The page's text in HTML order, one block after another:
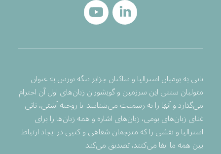
ناتی به بومیان استرالیا و ساکنان جزایر تنگه تورس به عنوان
متولیان سنتی این سرزمین و گویشوران زبان‌های اول آن احترام
می‌گذارد و آنها را به رسمیت می‌شناسد. با روحیه آشتی، ناتی
غنای زبان‌های بومی، زبان‌های اشاره و همه زبان‌ها را برای
استرالیا و نقشی را که مترجمان شفاهی و کتبی در ایجاد ارتباط
بین همه ما ایفا می‌کنند، تصدیق می‌کند.